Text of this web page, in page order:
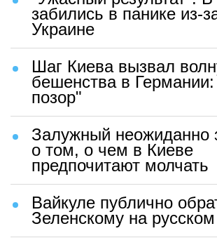
забились в панике из-
Украине
Шаг Киева вызвал
бешенства в
позор"
Залужный неожиданно
о том, о чем в Киеве
предпочитают молчать
Вайкуле публично
Зеленскому на